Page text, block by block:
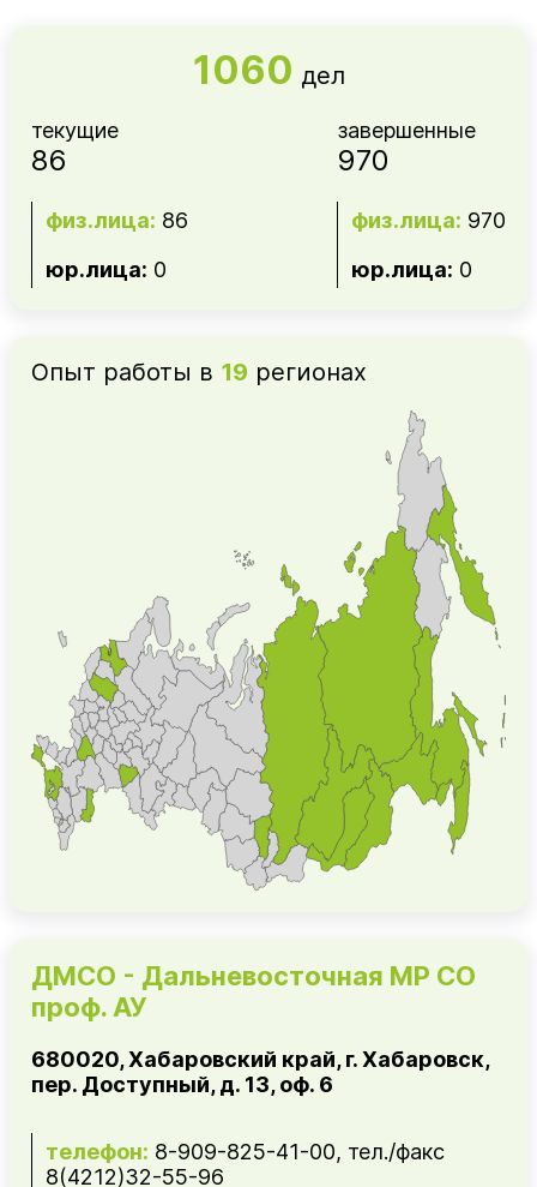
1060 дел
текущие
86
физ.лица: 86
юр.лица: 0
завершенные
970
физ.лица: 970
юр.лица: 0
Опыт работы в 19 регионах
ДМСО - Дальневосточная МР СО
проф. АУ
680020, Хабаровский край, г. Хабаровск,
пер. Доступный, д. 13, оф. 6
телефон: 8-909-825-41-00, тел./факс
8(4212)32-55-96